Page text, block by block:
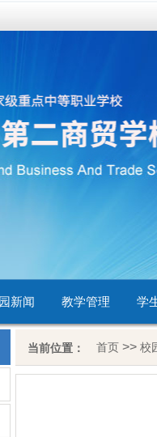
新闻 教学管理 学
当前位置： 首页>> 校